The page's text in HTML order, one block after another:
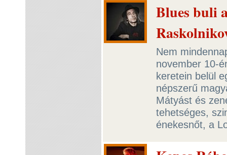
Blues buli
Nem
november 10-
keretein belül
népszerű
Mátyást és
tehetséges,
énekesnőt, a